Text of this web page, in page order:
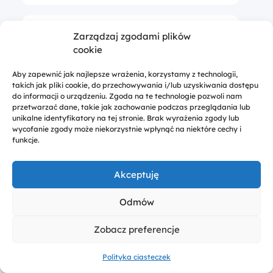
Zarządzaj zgodami plików
cookie
Aby zapewnić jak najlepsze wrażenia, korzystamy z technologii,
takich jak pliki cookie, do przechowywania i/lub uzyskiwania dostępu
do informacji o urządzeniu. Zgoda na te technologie pozwoli nam
przetwarzać dane, takie jak zachowanie podczas przeglądania lub
unikalne identyfikatory na tej stronie. Brak wyrażenia zgody lub
wycofanie zgody może niekorzystnie wpłynąć na niektóre cechy i
funkcje.
Akceptuję
Odmów
Zobacz preferencje
Polityka ciasteczek
Moje Kontakt
Transport multimodalny
przewóz towarów przez więcej niż jeden środek
Transza środków
Rata płatności przekazywana beneficjentowi przez
Trwałośc projektu
Utrzymanie efektów rzeczowych projektów
Litera
Uu
Umowa pomiędzy partnerami dotycząca
Umowa o dofinansowanie
Umowa określająca poziom dofinansowania